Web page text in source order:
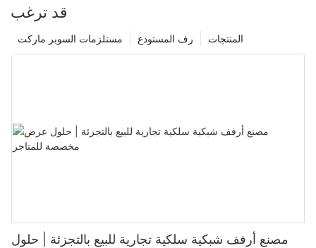
قد ترغب
المنتجات رف المستودع مستلزمات السوبر ماركت
مصنع أرفف شبكية سلكية تجارية للبيع بالتجزئة | حلول